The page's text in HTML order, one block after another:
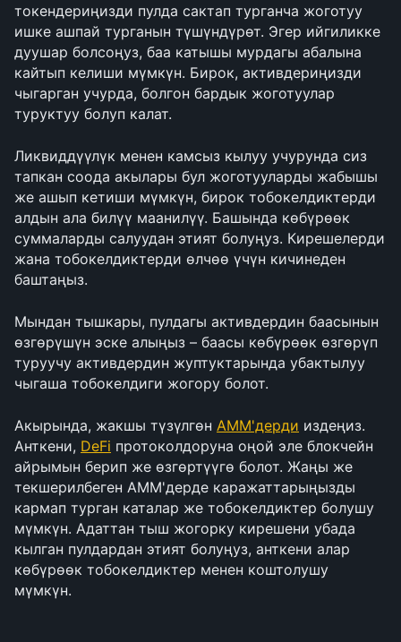
токендериңизди пулда сактап турганча жоготуу
ишке ашпай турганын түшүндүрөт. Эгер ийгиликке
дуушар болсоңуз, баа катышы мурдагы абалына
кайтып келиши мүмкүн. Бирок, активдериңизди
чыгарган учурда, болгон бардык жоготуулар
туруктуу болуп калат.
Ликвиддүүлүк менен камсыз кылуу учурунда сиз
тапкан соода акылары бул жоготууларды жабышы
же ашып кетиши мүмкүн, бирок тобокелдиктерди
алдын ала билүү маанилүү. Башында көбүрөөк
суммаларды салуудан этият болуңуз. Кирешелерди
жана тобокелдиктерди өлчөө үчүн кичинеден
баштаңыз.
Мындан тышкары, пулдагы активдердин баасынын
өзгөрүшүн эске алыңыз – баасы көбүрөөк өзгөрүп
туруучу активдердин жуптуктарында убактылуу
чыгаша тобокелдиги жогору болот.
Акырында, жакшы түзүлгөн AMM'дерди издеңиз.
Анткени, DeFi протоколдоруна оңой эле блокчейн
айрымын берип же өзгөртүүгө болот. Жаңы же
текшерилбеген AMM'дерде каражаттарыңызды
кармап турган каталар же тобокелдиктер болушу
мүмкүн. Адаттан тыш жогорку кирешени убада
кылган пулдардан этият болуңуз, анткени алар
көбүрөөк тобокелдиктер менен коштолушу
мүмкүн.